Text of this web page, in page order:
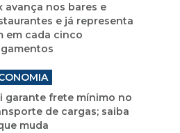
avança nos bares e
e já representa
em cada cinco
garante frete mínimo no
de cargas; saiba
muda